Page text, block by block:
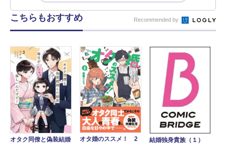
こちらもおすすめ Recommended by
オタク同僚と偽装結婚
オタ婚のススメ！ 2
結婚独身貴族（１）